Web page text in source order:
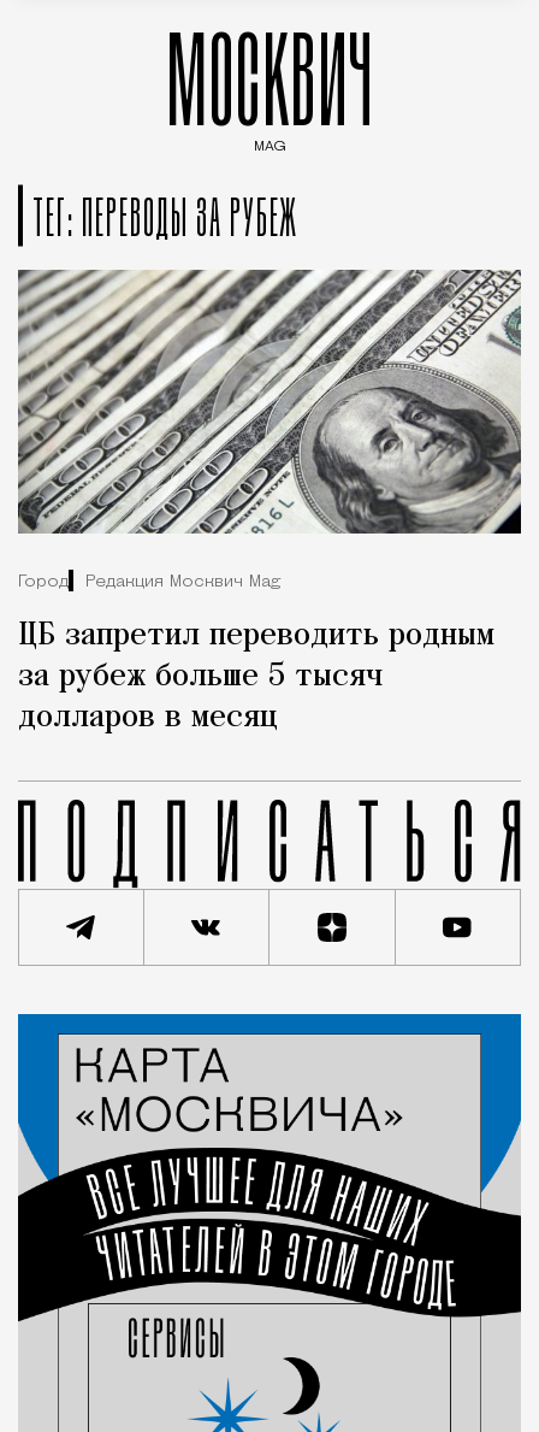
МОСКВИЧ
MAG
ТЕГ: ПЕРЕВОДЫ ЗА РУБЕЖ
Город Редакция Москвич Mag
ЦБ запретил переводить родным
за рубеж больше 5 тысяч
долларов в месяц